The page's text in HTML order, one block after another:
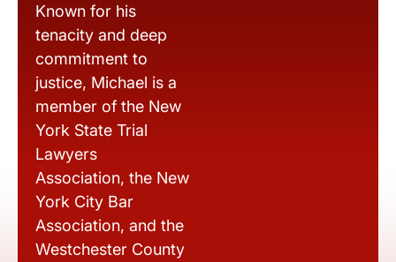
Known for his
tenacity and deep
commitment to
justice, Michael is a
member of the New
York State Trial
Lawyers
Association, the New
York City Bar
Association, and the
Westchester County